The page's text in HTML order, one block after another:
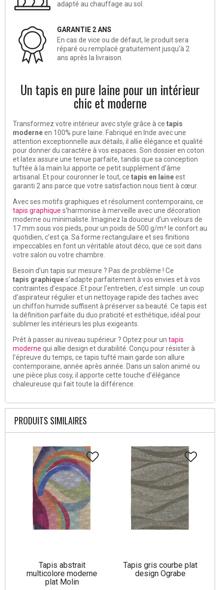
adapté au chauffage au sol.
GARANTIE 2 ANS
En cas de vice ou de défaut, le produit sera
réparé ou remplacé gratuitement jusqu’à 2
ans après la livraison.
Un tapis en pure laine pour un intérieur
chic et moderne
Transformez votre intérieur avec style grâce à ce tapis
moderneen 100% pure laine. Fabriqué en Inde avec une
attention exceptionnelle aux détails, il allie élégance et qualité
pour donner du caractère à vos espaces. Son dossier en coton
et latex assure une tenue parfaite, tandis que sa conception
tuftée à la main lui apporte ce petit supplément d'âme
artisanal. Et pour couronner le tout, ce tapis en laineest
garanti 2 ans parce que votre satisfaction nous tient à cœur.
Avec ses motifs graphiques et résolument contemporains, ce
tapis graphique s’harmonise à merveille avec une décoration
moderne ou minimaliste. Imaginez la douceur d’un velours de
17 mm sous vos pieds, pour un poids de 500 g/m² le confort au
quotidien, c’est ça. Sa forme rectangulaire et ses finitions
impeccables en font un véritable atout déco, que ce soit dans
votre salon ou votre chambre.
Besoin d’un tapis sur mesure ? Pas de problème ! Ce
tapis graphiques’adapte parfaitement à vos envies et à vos
contraintes d’espace. Et pour l’entretien, c’est simple : un coup
d’aspirateur régulier et un nettoyage rapide des taches avec
un chiffon humide suffisent à préserver sa beauté. Ce tapis est
la définition parfaite du duo praticité et esthétique, idéal pour
sublimer les intérieurs les plus exigeants.
Prêt à passer au niveau supérieur ? Optez pour un tapis
moderne qui allie design et durabilité. Conçu pour résister à
l’épreuve du temps, ce tapis tufté main garde son allure
contemporaine, année après année. Dans un salon animé ou
une pièce plus cosy, il apporte cette touche d’élégance
chaleureuse qui fait toute la différence.
PRODUITS SIMILAIRES
Tapis abstrait
multicolore moderne
plat Molin
Tapis gris courbe plat
design Ograbe